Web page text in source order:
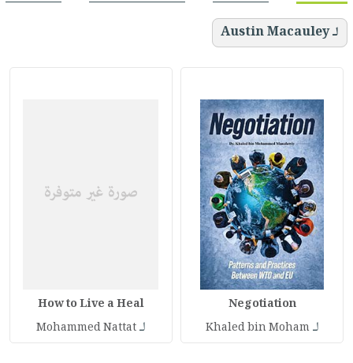
لـ Austin Macauley
Negotiation
لـKhaled bin Moham
How to Live a Heal
لـMohammed Nattat